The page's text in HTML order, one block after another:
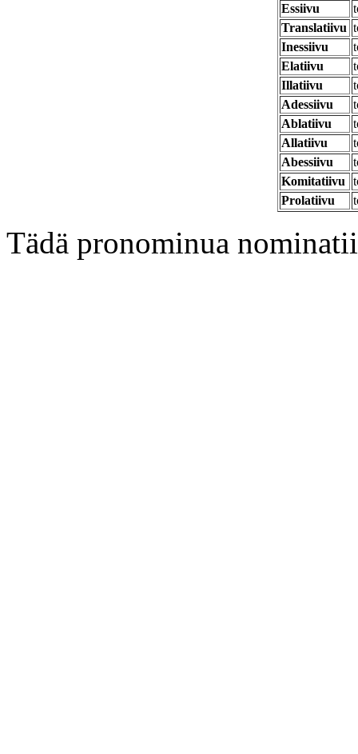
Essiivu
Translatiivu
Inessiivu
Elatiivu
Illatiivu
Adessiivu
Ablatiivu
Allatiivu
Abessiivu
Komitatiivu
Prolatiivu
Tädä pronominua